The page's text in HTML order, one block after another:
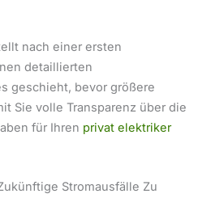
nach einer ersten
detaillierten
geschieht, bevor größere
Sie volle Transparenz über die
für Ihren privat elektriker
Stromausfälle Zu